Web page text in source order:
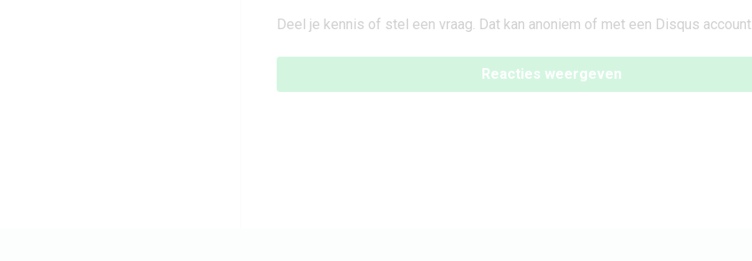
Deel je kennis of stel een vraag. Dat kan anoniem of met een Disqus account.
Reacties weergeven